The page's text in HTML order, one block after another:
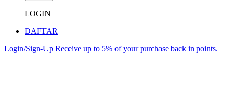
LOGIN
DAFTAR
Login/Sign-Up Receive up to 5% of your purchase back in points.